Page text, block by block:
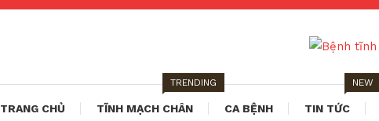
Bệnh tĩnh mạch
TRANG CHỦ TĨNH MẠCH CHÂN
TRENDING
CA BỆNH TIN TỨC
NEW